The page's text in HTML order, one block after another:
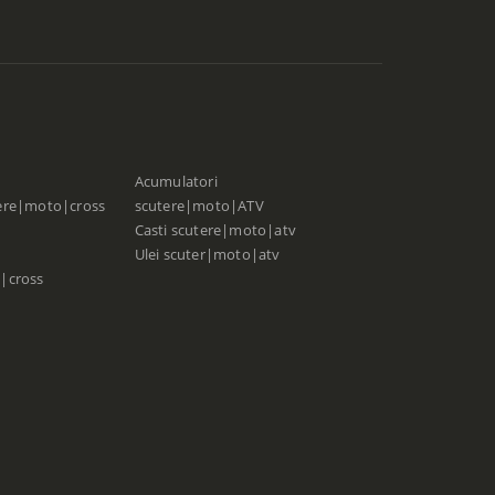
Acumulatori
scutere|moto|ATV
Casti scutere|moto|atv
Ulei scuter|moto|atv